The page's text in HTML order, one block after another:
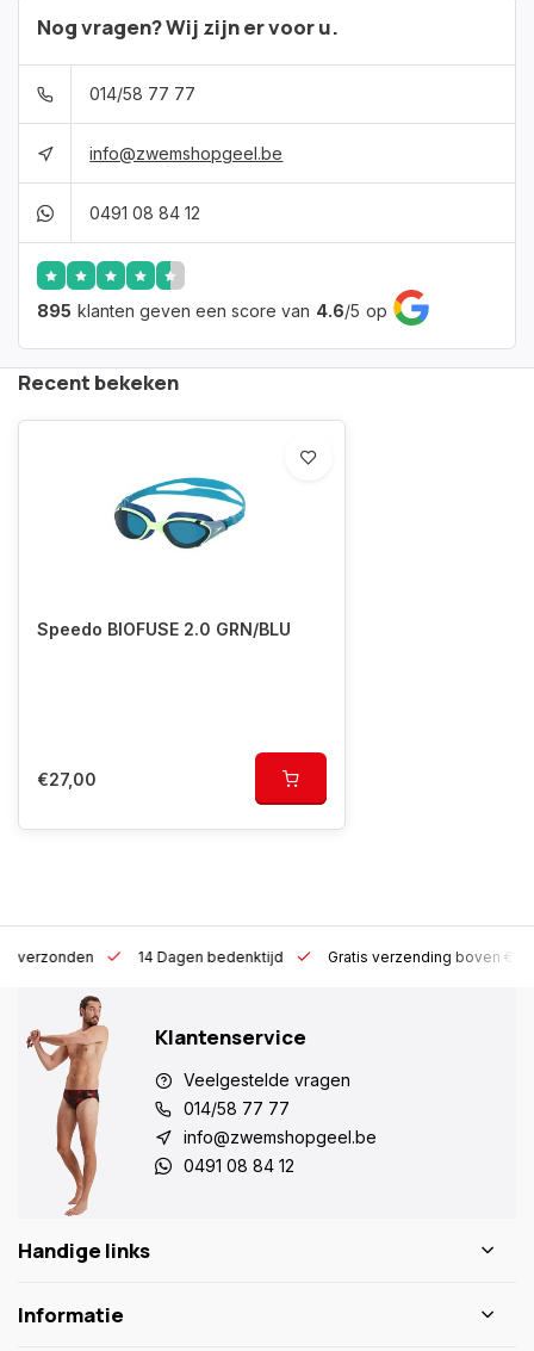
Nog vragen? Wij zijn er voor u.
014/58 77 77
info@zwemshopgeel.be
0491 08 84 12
895 klanten geven een score van 4.6/5 op
Recent bekeken
Speedo BIOFUSE 2.0 GRN/BLU
€27,00
h verzonden 14 Dagen bedenktijd Gratis verzending boven
Klantenservice
Veelgestelde vragen
014/58 77 77
info@zwemshopgeel.be
0491 08 84 12
Handige links
Informatie